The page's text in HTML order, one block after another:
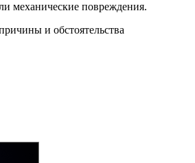
механические повреждения.
и обстоятельства